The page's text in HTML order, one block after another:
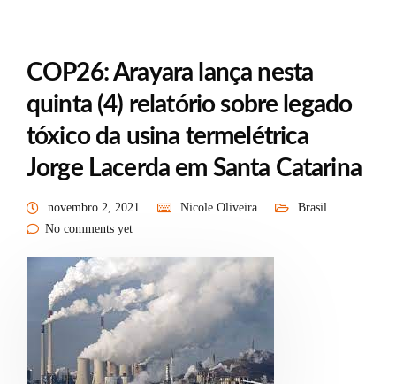
COP26: Arayara lança nesta
quinta (4) relatório sobre legado
tóxico da usina termelétrica
Jorge Lacerda em Santa Catarina
novembro 2, 2021 Nicole Oliveira
Brasil
No comments yet